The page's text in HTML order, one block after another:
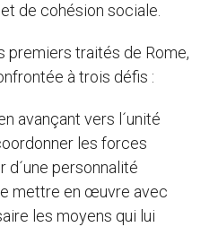
de cohésion sociale.
premiers traités de Rome,
à trois défis :
avançant vers l´unité
les forces
d´une personnalité
mettre en œuvre avec
les moyens qui lui